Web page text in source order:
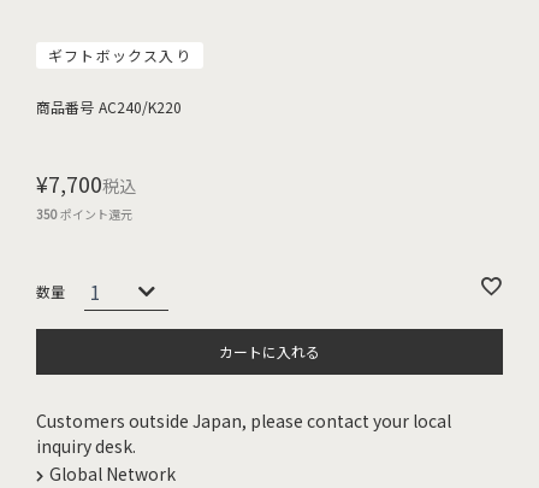
ギフトボックス入り
商品番号 AC240/K220
¥7,700税込
350ポイント還元
カートに入れる
Customers outside Japan, please contact your local
inquiry desk.
Global Network